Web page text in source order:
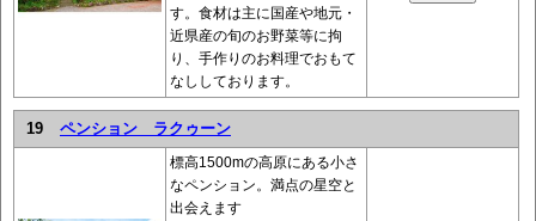
す。食材は主に国産や地元・
近県産の旬のお野菜等に拘
り、手作りのお料理でおもて
なししております。
19 ペンション ラクゥーン
標高1500mの高原にある小さ
なペンション。満点の星空と
出会えます